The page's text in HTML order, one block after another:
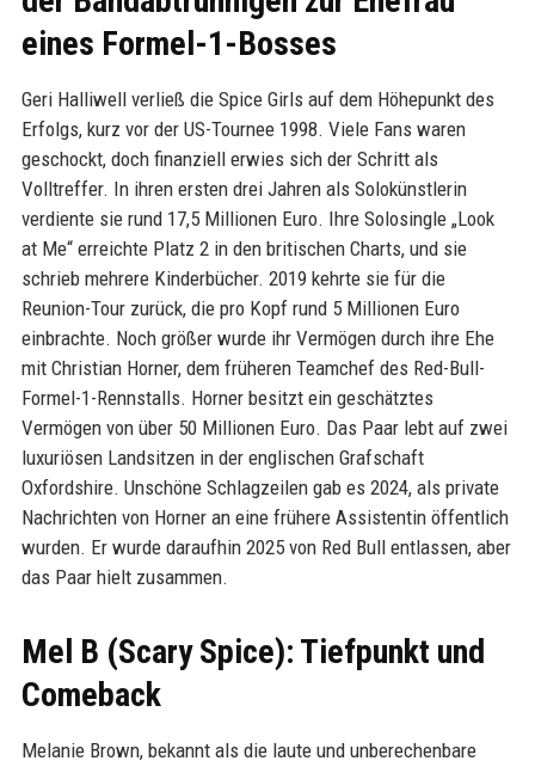
eines Formel-1-Bosses
Geri Halliwell verließ die Spice Girls auf dem Höhepunkt des
Erfolgs, kurz vor der US-Tournee 1998. Viele Fans waren
geschockt, doch finanziell erwies sich der Schritt als
Volltreffer. In ihren ersten drei Jahren als Solokünstlerin
verdiente sie rund 17,5 Millionen Euro. Ihre Solosingle „Look
at Me“ erreichte Platz 2 in den britischen Charts, und sie
schrieb mehrere Kinderbücher. 2019 kehrte sie für die
Reunion-Tour zurück, die pro Kopf rund 5 Millionen Euro
einbrachte. Noch größer wurde ihr Vermögen durch ihre Ehe
mit Christian Horner, dem früheren Teamchef des Red-Bull-
Formel-1-Rennstalls. Horner besitzt ein geschätztes
Vermögen von über 50 Millionen Euro. Das Paar lebt auf zwei
luxuriösen Landsitzen in der englischen Grafschaft
Oxfordshire. Unschöne Schlagzeilen gab es 2024, als private
Nachrichten von Horner an eine frühere Assistentin öffentlich
wurden. Er wurde daraufhin 2025 von Red Bull entlassen, aber
das Paar hielt zusammen.
Mel B (Scary Spice): Tiefpunkt und
Comeback
Melanie Brown, bekannt als die laute und unberechenbare